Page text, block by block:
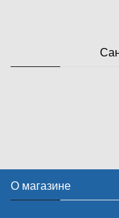
О магазине